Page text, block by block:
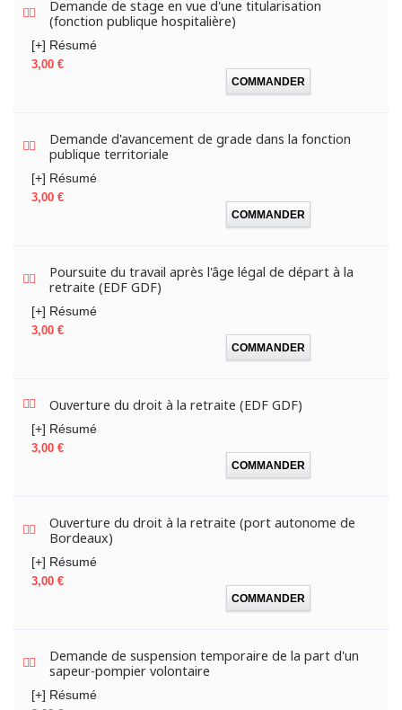
Demande de stage en vue d'une titularisation
(fonction publique hospitalière)
[+] Résumé
Prix
3,00 €
COMMANDER
Demande d'avancement de grade dans la fonction
publique territoriale
[+] Résumé
Prix
3,00 €
COMMANDER
Poursuite du travail après l'âge légal de départ à la
retraite (EDF GDF)
[+] Résumé
Prix
3,00 €
COMMANDER
Ouverture du droit à la retraite (EDF GDF)
[+] Résumé
Prix
3,00 €
COMMANDER
Ouverture du droit à la retraite (port autonome de
Bordeaux)
[+] Résumé
Prix
3,00 €
COMMANDER
Demande de suspension temporaire de la part d'un
sapeur-pompier volontaire
[+] Résumé